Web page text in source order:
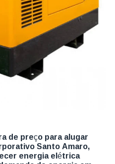
de preço para alugar
Santo Amaro,
energia elétrica